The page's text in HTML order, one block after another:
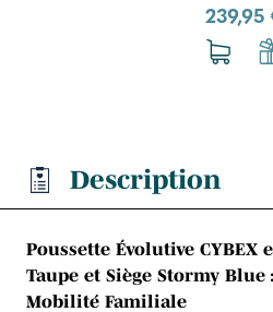
Description
Poussette Évolutive CYBEX
Taupe et Siège Stormy
Mobilité Familiale